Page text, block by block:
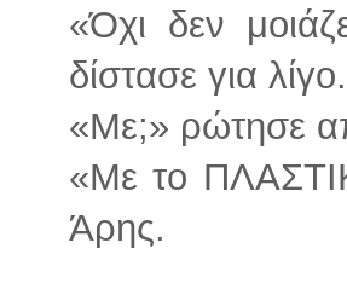
«Όχι δεν
δίστασε για λίγο.
«Με;» ρώτησε
«Με το
Άρης.